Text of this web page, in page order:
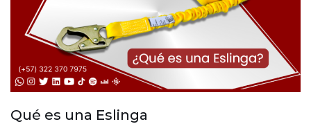
Qué es una Eslinga